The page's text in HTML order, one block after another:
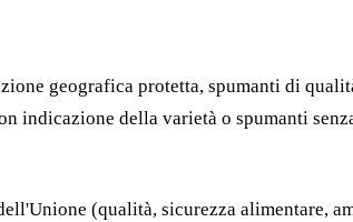
geografica protetta, spumanti di
indicazione della varietà o spumanti
(qualità, sicurezza alimentare,